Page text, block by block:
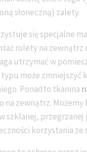
słoneczną) zalety.
się specjalne
rolety na
utrzymać w
może
Ponadto tkanina
zewnątrz.
szklanej,
korzystania ze